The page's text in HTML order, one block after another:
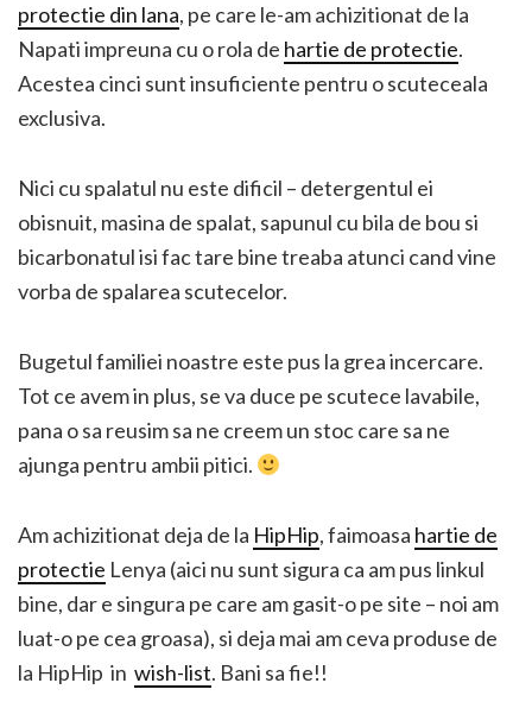
protectie din lana, pe care le-am achizitionat de la
Napati impreuna cu o rola de hartie de protectie.
Acestea cinci sunt insuficiente pentru o scuteceala
exclusiva.
Nici cu spalatul nu este dificil – detergentul ei
obisnuit, masina de spalat, sapunul cu bila de bou si
bicarbonatul isi fac tare bine treaba atunci cand vine
vorba de spalarea scutecelor.
Bugetul familiei noastre este pus la grea incercare.
Tot ce avem in plus, se va duce pe scutece lavabile,
pana o sa reusim sa ne creem un stoc care sa ne
ajunga pentru ambii pitici.
Am achizitionat deja de la HipHip, faimoasa hartie de
protectie Lenya (aici nu sunt sigura ca am pus linkul
bine, dar e singura pe care am gasit-o pe site – noi am
luat-o pe cea groasa), si deja mai am ceva produse de
la HipHip in wish-list. Bani sa fie!!